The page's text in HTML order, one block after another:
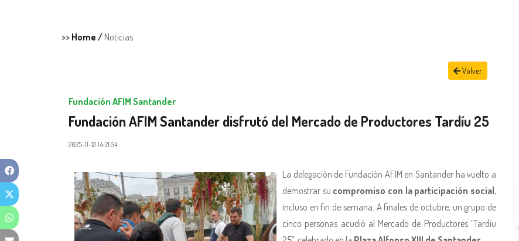
>> Home / Noticias
Volver
Fundación AFIM Santander
Fundación AFIM Santander disfrutó del Mercado de Productores Tardíu 25
2025-11-12 14:21:34
La delegación de Fundación AFIM en Santander ha vuelto a
demostrar su compromiso con la participación social,
incluso en fin de semana. A finales de octubre, un grupo de
cinco personas acudió al Mercado de Productores “Tardíu